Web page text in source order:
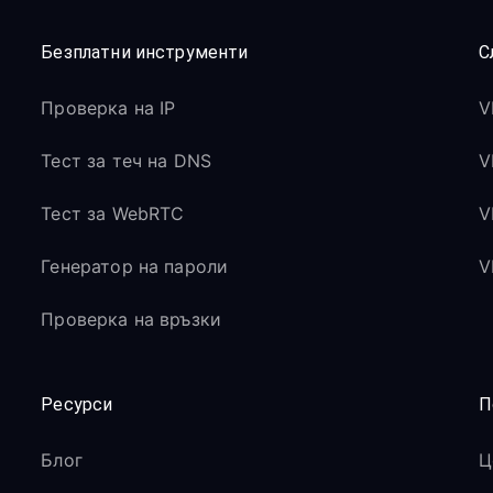
Безплатни инструменти
Проверка на IP
Тест за теч на DNS
Тест за WebRTC
Генератор на пароли
Проверка на връзки
Ресурси
Блог